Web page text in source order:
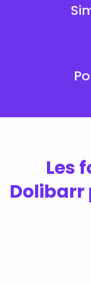
Les
Dolibarr